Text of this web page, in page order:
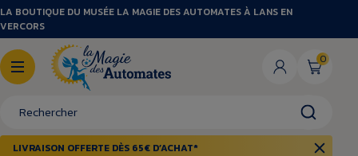
LA BOUTIQUE DU MUSÉE LA MAGIE DES AUTOMATES À LANS EN
VERCORS
0
LIVRAISON OFFERTE DÈS 65€ D’ACHAT*